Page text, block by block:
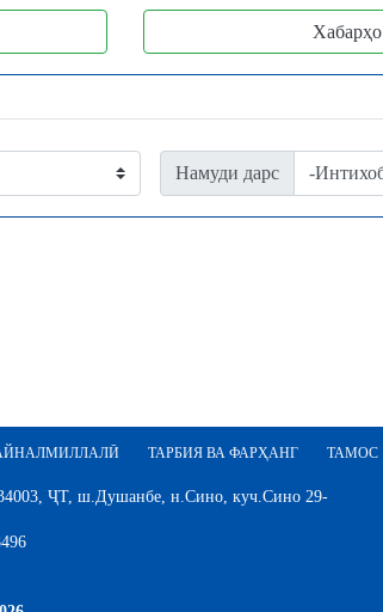
Хабарҳо
Намуди дарс
ТАРБИЯ ВА ФАРҲАНГ ТАМОС
ҶТ, ш.Душанбе, н.Сино, куч.Сино 29-